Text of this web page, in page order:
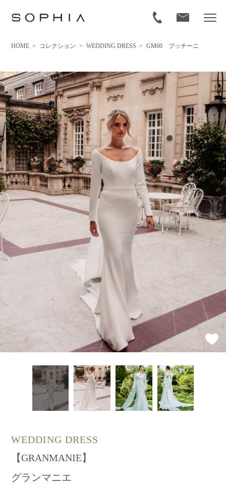
HOME > コレクション > WEDDING DRESS > GM60 プッチーニ
WEDDING DRESS
【GRANMANIE】
グランマニエ